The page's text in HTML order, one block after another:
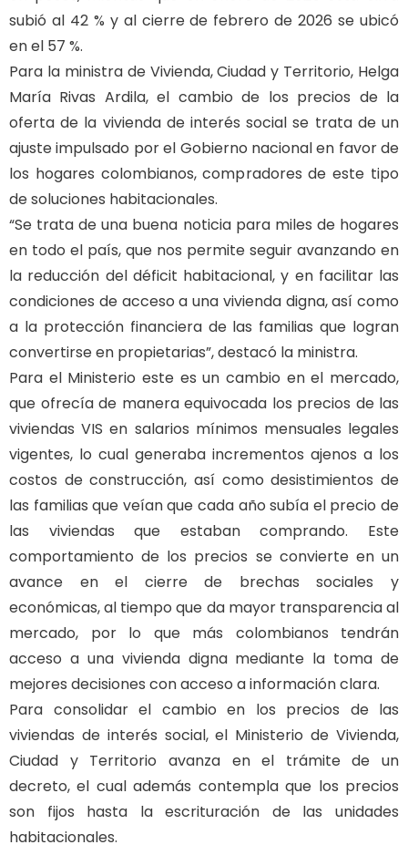
subió al 42 % y al cierre de febrero de 2026 se ubicó
en el 57 %.
Para la ministra de Vivienda, Ciudad y Territorio, Helga
María Rivas Ardila, el cambio de los precios de la
oferta de la vivienda de interés social se trata de un
ajuste impulsado por el Gobierno nacional en favor de
los hogares colombianos, compradores de este tipo
de soluciones habitacionales.
“Se trata de una buena noticia para miles de hogares
en todo el país, que nos permite seguir avanzando en
la reducción del déficit habitacional, y en facilitar las
condiciones de acceso a una vivienda digna, así como
a la protección financiera de las familias que logran
convertirse en propietarias”, destacó la ministra.
Para el Ministerio este es un cambio en el mercado,
que ofrecía de manera equivocada los precios de las
viviendas VIS en salarios mínimos mensuales legales
vigentes, lo cual generaba incrementos ajenos a los
costos de construcción, así como desistimientos de
las familias que veían que cada año subía el precio de
las viviendas que estaban comprando. Este
comportamiento de los precios se convierte en un
avance en el cierre de brechas sociales y
económicas, al tiempo que da mayor transparencia al
mercado, por lo que más colombianos tendrán
acceso a una vivienda digna mediante la toma de
mejores decisiones con acceso a información clara.
Para consolidar el cambio en los precios de las
viviendas de interés social, el Ministerio de Vivienda,
Ciudad y Territorio avanza en el trámite de un
decreto, el cual además contempla que los precios
son fijos hasta la escrituración de las unidades
habitacionales.